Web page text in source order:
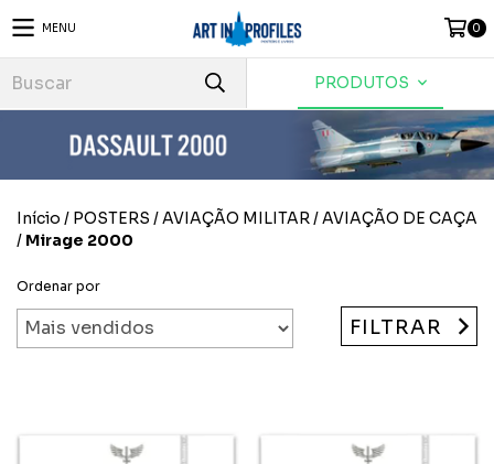
MENU 0
PRODUTOS
Início / POSTERS /AVIAÇÃO MILITAR /AVIAÇÃO DE CAÇA
/ Mirage 2000
Ordenar por
FILTRAR